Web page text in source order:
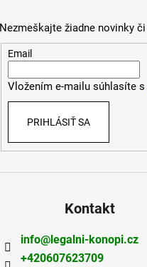
Nezmeškajte žiadne novinky
Email
Vložením e-mailu súhlasíte s
PRIHLÁSIŤ SA
Kontakt
info@legalni-konopi.cz
+420607623709